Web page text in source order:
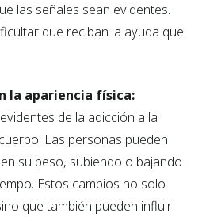
las señales sean evidentes.
que reciban la ayuda que
la apariencia física:
de la adicción a la
Las personas pueden
su peso, subiendo o bajando
Estos cambios no solo
que también pueden influir